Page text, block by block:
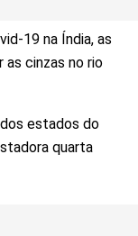
19 na Índia, as
cinzas no rio
estados do
quarta